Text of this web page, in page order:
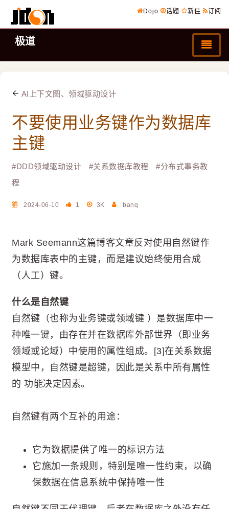
Dojo 话题 新佳 订阅
极道
AI上下文图、领域驱动设计
不要使用业务键作为数据库
主键
#DDD领域驱动设计 #关系数据库教程 #分布式事务教
程
2024-06-10 1 3K banq
Mark Seemann这篇博客文章反对使用自然键作
为数据库表中的主键，而是建议始终使用合成
（人工）键。
什么是自然键
自然键（也称为业务键或领域键 ）是数据库中一
种唯一键，由存在并在数据库外部世界（即业务
领域或论域）中使用的属性组成。[3]在关系数据
模型中，自然键是超键，因此是关系中所有属性
的 功能决定因素。
自然键有两个互补的用途：
它为数据提供了唯一的标识方法
它施加一条规则，特别是唯一性约束，以确
保数据在信息系统中保持唯一性